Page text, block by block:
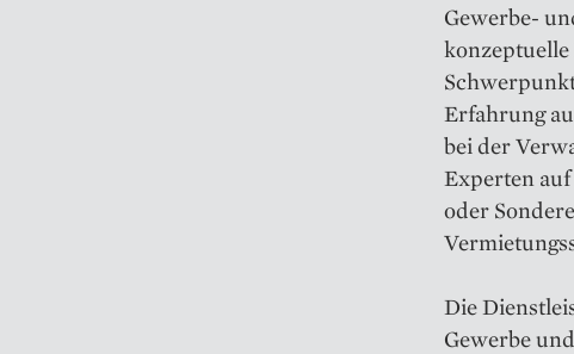
Gewerbe-
Erfahrung
bei der
Experten
oder
Die
Gewerbe